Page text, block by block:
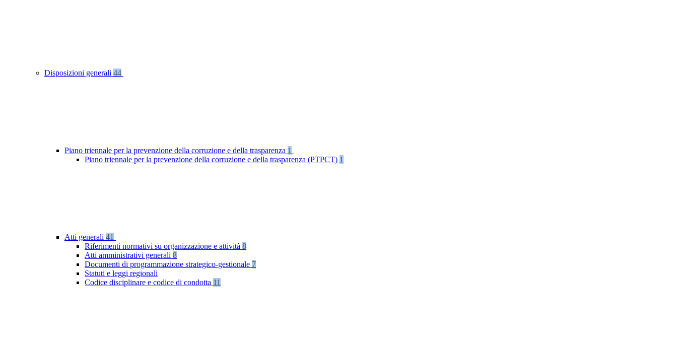
Disposizioni generali 44
Piano triennale per la prevenzione della corruzione e della trasparenza 1
Piano triennale per la prevenzione della corruzione e della trasparenza (PTPCT) 1
Atti generali 41
Riferimenti normativi su organizzazione e attività 8
Atti amministrativi generali 8
Documenti di programmazione strategico-gestionale 7
Statuti e leggi regionali
Codice disciplinare e codice di condotta 11